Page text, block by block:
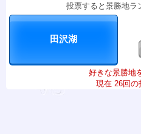
投票すると景勝地ラ
好きな景勝地
現在 26回の